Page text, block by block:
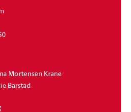
Mortensen Krane
Barstad